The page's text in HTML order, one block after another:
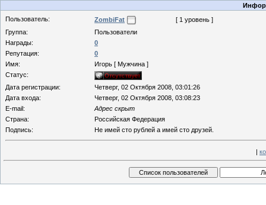
Пользователь:
ZombiFat
[ 1 уровень ]
Группа:
Пользователи
Награды:
0
Репутация:
0
Имя:
Игорь [ Мужчина ]
Статус:
Дата регистрации:
Четверг, 02 Октября 2008, 03:01:26
Дата входа:
Четверг, 02 Октября 2008, 03:08:23
E-mail:
Адрес скрыт
Страна:
Российская Федерация
Подпись:
Не имей сто рублей а имей сто друзей.
|